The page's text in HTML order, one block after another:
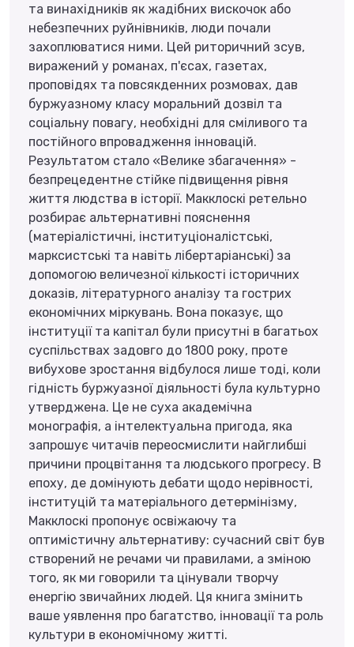
та винахідників як жадібних вискочок або
небезпечних руйнівників, люди почали
захоплюватися ними. Цей риторичний зсув,
виражений у романах, п'єсах, газетах,
проповідях та повсякденних розмовах, дав
буржуазному класу моральний дозвіл та
соціальну повагу, необхідні для сміливого та
постійного впровадження інновацій.
Результатом стало «Велике збагачення» -
безпрецедентне стійке підвищення рівня
життя людства в історії. Макклоскі ретельно
розбирає альтернативні пояснення
(матеріалістичні, інституціоналістські,
марксистські та навіть лібертаріанські) за
допомогою величезної кількості історичних
доказів, літературного аналізу та гострих
економічних міркувань. Вона показує, що
інституції та капітал були присутні в багатьох
суспільствах задовго до 1800 року, проте
вибухове зростання відбулося лише тоді, коли
гідність буржуазної діяльності була культурно
утверджена. Це не суха академічна
монографія, а інтелектуальна пригода, яка
запрошує читачів переосмислити найглибші
причини процвітання та людського прогресу. В
епоху, де домінують дебати щодо нерівності,
інституцій та матеріального детермінізму,
Макклоскі пропонує освіжаючу та
оптимістичну альтернативу: сучасний світ був
створений не речами чи правилами, а зміною
того, як ми говорили та цінували творчу
енергію звичайних людей. Ця книга змінить
ваше уявлення про багатство, інновації та роль
культури в економічному житті.